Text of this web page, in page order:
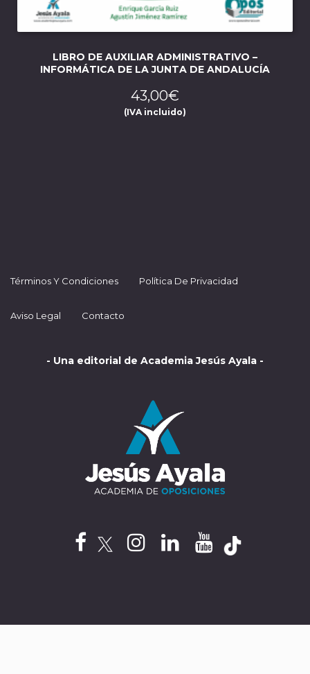
LIBRO DE AUXILIAR ADMINISTRATIVO –
INFORMÁTICA DE LA JUNTA DE ANDALUCÍA
43,00€
(IVA incluido)
Términos Y Condiciones Política De Privacidad
Aviso Legal Contacto
- Una editorial de Academia Jesús Ayala -